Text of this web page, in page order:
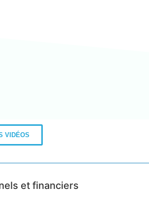
VIDÉOS
et financiers